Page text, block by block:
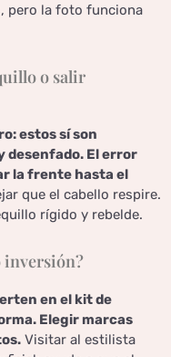
pero la foto funciona
o salir
estos sí son
desenfado. El error
la frente hasta el
que el cabello respire.
rígido y rebelde.
inversión?
en el kit de
Elegir marcas
Visitar al estilista